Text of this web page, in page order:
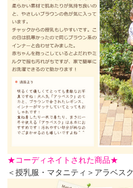
★コーディネイトされた商品★
＜授乳服・マタニティ＞アラベスク